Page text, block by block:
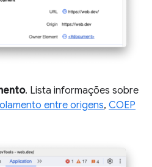
. Lista informações sobre
entre origens, COEP